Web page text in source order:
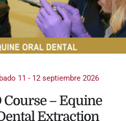
11 - 12 septiembre 2026
Course – Equine
Extraction